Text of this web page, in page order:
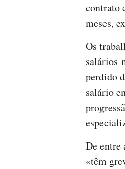
contrato
meses,
Os
salários
perdido
salário
De entre
«têm